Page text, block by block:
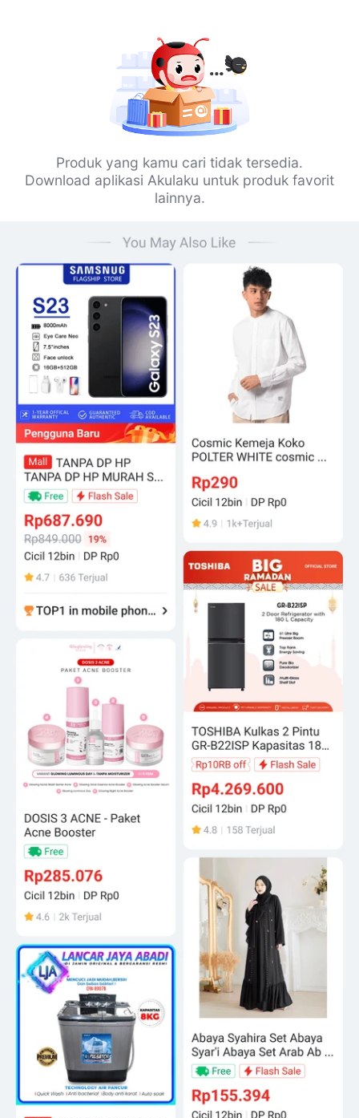
Produk yang kamu cari tidak tersedia.
Download aplikasi Akulaku untuk produk favorit
lainnya.